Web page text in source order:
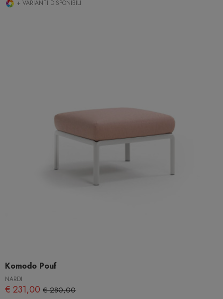
+ VARIANTI DISPONIBILI
Komodo Pouf
NARDI
€ 231,00 € 280,00